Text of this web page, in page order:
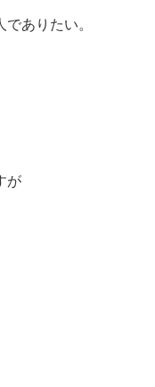
ありたい。
が